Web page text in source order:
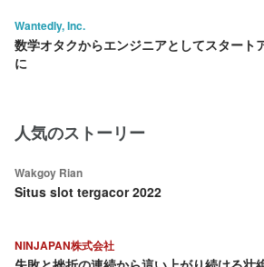
Wantedly, Inc.
数学オタクからエンジニアとしてスタート
に
人気のストーリー
Wakgoy Rian
Situs slot tergacor 2022
NINJAPAN株式会社